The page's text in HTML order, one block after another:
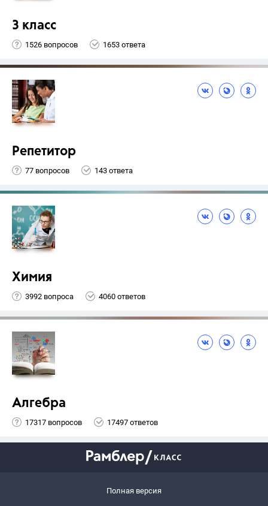
3 класс
1526 вопросов 1653 ответа
Репетитор
77 вопросов 143 ответа
Химия
3992 вопроса 4060 ответов
Алгебра
17317 вопросов 17497 ответов
Полная версия